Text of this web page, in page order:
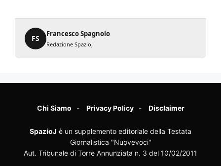
FS
Francesco Spagnolo
Redazione SpazioJ
Chi Siamo Privacy Policy Disclaimer
SpazioJ è un supplemento editoriale della Testata
Giornalistica "Nuovevoci"
Aut. Tribunale di Torre Annunziata n. 3 del 10/02/2011